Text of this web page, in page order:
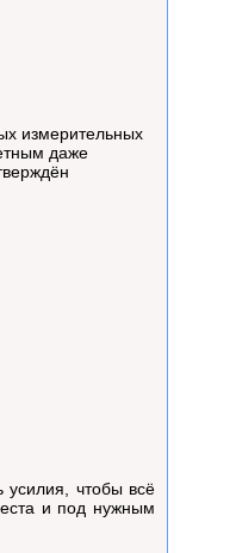
измерительных
даже
усилия, чтобы всё
и под нужным